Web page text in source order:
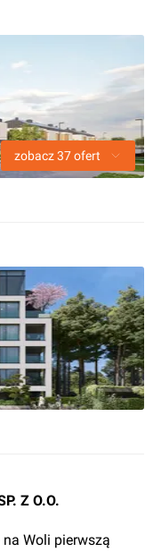
zobacz37ofert
Z O.O.
Woli pierwszą